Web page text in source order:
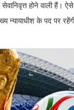
सेवानिवृत्त होने वाली
न्यायाधीश के पद पर